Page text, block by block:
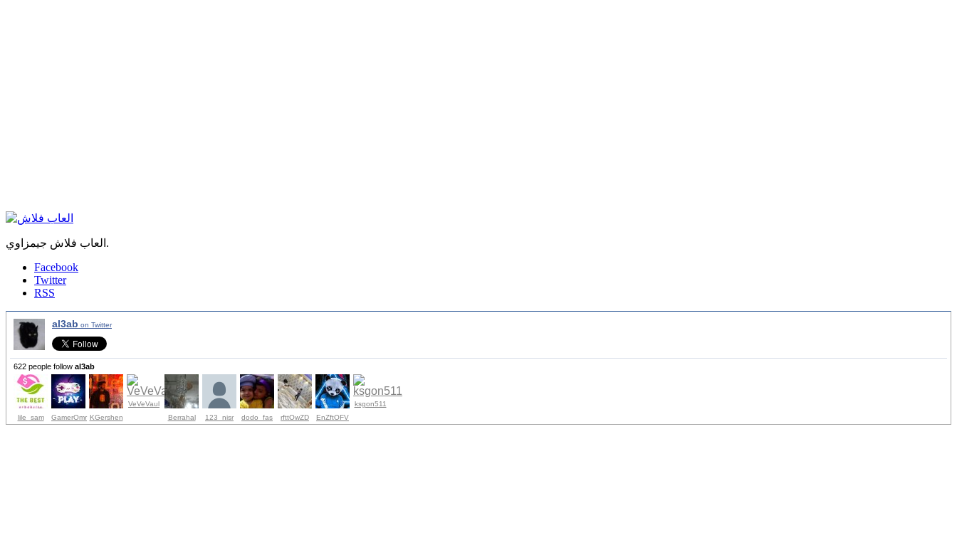
العاب فلاش جيمزاوي.
Facebook
Twitter
RSS
al3ab on Twitter
622 people follow al3ab
lile_sam GamerOmr KGershen
VeVeVaul
Berrahal
123_nisr dodo_fas rfttOwZD EnZftOFV
ksgon511